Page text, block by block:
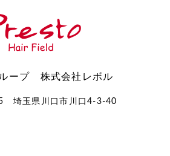
ープ 株式会社レボル
埼玉県川口市川口4-3-40